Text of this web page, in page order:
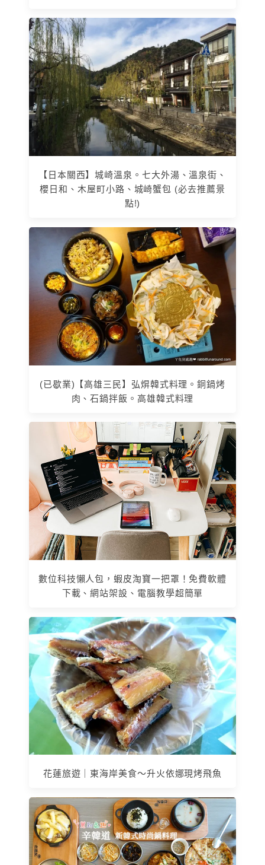
【日本關西】城崎溫泉。七大外湯、溫泉街、
櫻日和、木屋町小路、城崎蟹包 (必去推薦景
點!)
(已歇業)【高雄三民】弘焺韓式料理。銅鍋烤
肉、石鍋拌飯。高雄韓式料理
數位科技懶人包，蝦皮淘寶一把罩！免費軟體
下載、網站架設、電腦教學超簡單
花蓮旅遊｜東海岸美食～升火依娜現烤飛魚